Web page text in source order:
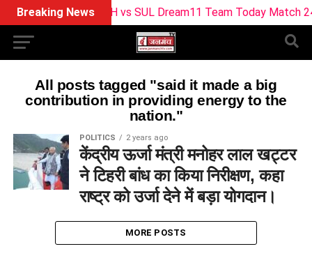
Breaking NewsBPH vs SUL Dream11 Team Today Match 24:
All posts tagged "said it made a big
contribution in providing energy to the
nation."
POLITICS 2 years ago
केंद्रीय ऊर्जा मंत्री मनोहर लाल खट्टर
ने टिहरी बांध का किया निरीक्षण, कहा
राष्ट्र को उर्जा देने में बड़ा योगदान।
MORE POSTS